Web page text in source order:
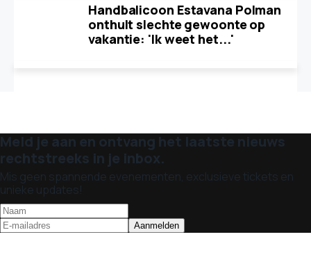
Handbalicoon Estavana Polman
onthult slechte gewoonte op
vakantie: 'Ik weet het...'
Meld je aan en ontvang het laatste nieuws
rechtstreeks in je inbox.
Mis geen spannende evenementen, exclusieve tickets en
unieke updates!